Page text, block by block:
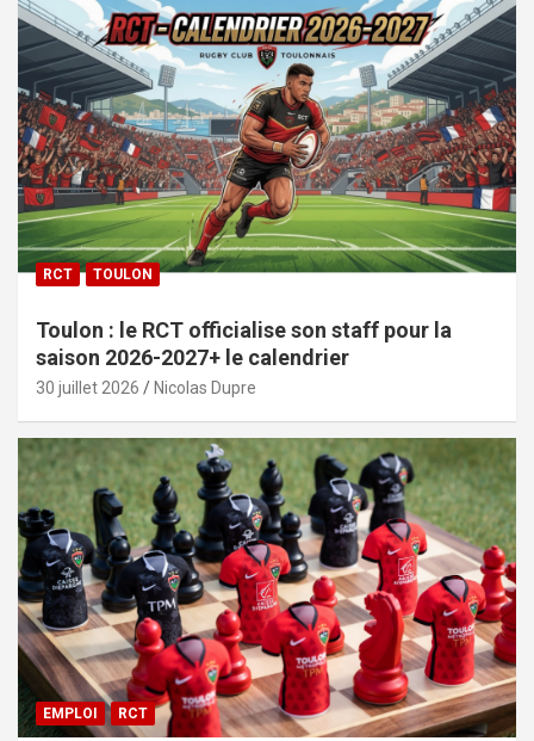
RCT TOULON
Toulon : le RCT officialise son staff pour la
saison 2026-2027+ le calendrier
30 juillet 2026 Nicolas Dupre
EMPLOI RCT